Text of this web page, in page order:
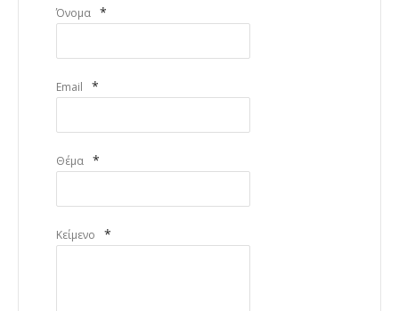
Όνομα *
Email *
Θέμα *
Κείμενο *